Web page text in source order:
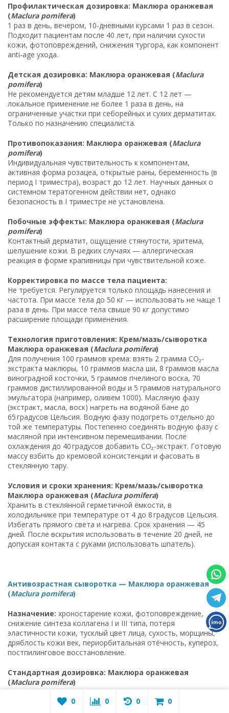
Профилактическая дозировка: Маклюра оранжевая
(Maclura pomifera)
1 раз в день, вечером, 10-дневными курсами 1 раз в сезон.
Подходит пациентам после 40 лет, при наличии сухости
кожи, фотоповреждений, снижения тургора, как компонент
anti-age ухода.
Детская дозировка: Маклюра оранжевая (Maclura
pomifera)
Не рекомендуется детям младше 12 лет. С 12 лет —
локальное применение не более 1 раза в день, на
ограниченные участки при себорейных и сухих дерматитах.
Только по назначению специалиста.
Противопоказания: Маклюра оранжевая (Maclura
pomifera)
Индивидуальная чувствительность к компонентам,
активная форма розацеа, открытые раны, беременность (в
период I триместра), возраст до 12 лет. Научных данных о
системном тератогенном действии нет, однако
безопасность в I триместре не установлена.
Побочные эффекты: Маклюра оранжевая (Maclura
pomifera)
Контактный дерматит, ощущение стянутости, эритема,
шелушение кожи. В редких случаях — аллергическая
реакция в форме крапивницы при чувствительной коже.
Корректировка по массе тела пациента:
Не требуется. Регулируется только площадь нанесения и
частота. При массе тела до 50 кг — использовать не чаще 1
раза в день. При массе тела свыше 90 кг допустимо
расширение площади применения.
Технология приготовления: Крем/мазь/сыворотка
Маклюра оранжевая (Maclura pomifera)
Для получения 100 граммов крема: взять 2 грамма CO₂-
экстракта маклюры, 10 граммов масла ши, 8 граммов масла
виноградной косточки, 5 граммов пчелиного воска, 70
граммов дистиллированной воды и 5 граммов натурального
эмульгатора (например, оливем 1000). Масляную фазу
(экстракт, масла, воск) нагреть на водяной бане до
65 градусов Цельсия. Водную фазу подогреть отдельно до
той же температуры. Постепенно соединять водную фазу с
масляной при интенсивном перемешивании. После
охлаждения до 40 градусов добавить CO₂-экстракт. Готовую
массу взбить до кремовой консистенции и фасовать в
стеклянную тару.
Условия и сроки хранения: Крем/мазь/сыворотка
Маклюра оранжевая (Maclura pomifera)
Хранить в стеклянной герметичной ёмкости, в
холодильнике при температуре от 4 до 8 градусов Цельсия.
Избегать прямого света и нагрева. Срок хранения — 45
дней. После вскрытия использовать в течение 20 дней, не
допуская контакта с руками (использовать шпатель).
Антивозрастная сыворотка — Маклюра оранжевая
(Maclura pomifera)
Назначение: хроностарение кожи, фотоповреждение,
снижение синтеза коллагена I и III типа, потеря
эластичности кожи, тусклый цвет лица, сухость, морщины,
дряблость кожи век, периорбитальная отёчность, купероз,
постпилинговое восстановление.
Стандартная дозировка: Маклюра оранжевая
(Maclura pomifera)
очищенной влажной коже. Лёгкими похлопывающими
0 0 0 0